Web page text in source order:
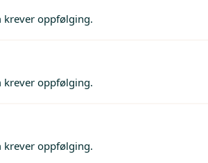
krever oppfølging.
krever oppfølging.
krever oppfølging.